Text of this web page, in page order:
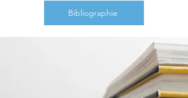
Bibliographie